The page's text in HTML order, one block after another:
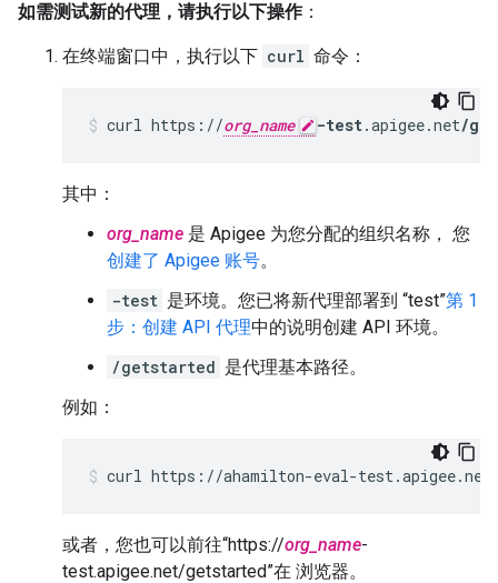
如需测试新的代理，请执行以下操作：
在终端窗口中，执行以下 curl 命令：
curl https://org_name -test.apigee.net/
其中：
org_name 是 Apigee 为您分配的组织名称， 您
创建了 Apigee 账号。
-test 是环境。您已将新代理部署到 “test”第 1
步：创建 API 代理中的说明创建 API 环境。
/getstarted 是代理基本路径。
例如：
curl https://ahamilton-eval-
或者，您也可以前往“https://org_name-
test.apigee.net/getstarted”在 浏览器。